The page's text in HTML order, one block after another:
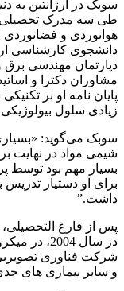
طی سه مدرک تحصیلی
دانشجوی کارشناسی
دپارتمان مهندسی برق
پایان نامه او بر
زیادی سلول
سوبک می‌گوید:
بسیار مهم بود توسط
برای او دستیار تدریس
داشت.”
در سال
شرکت فناوری
و سایر بیماری های